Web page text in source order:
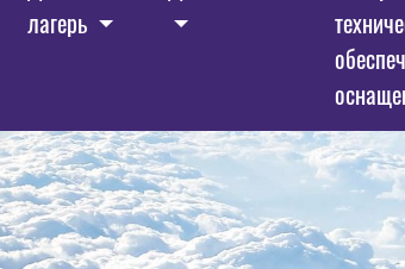
лагерь